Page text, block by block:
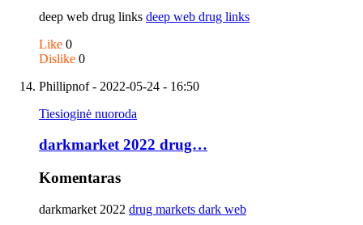
deep web drug links deep web drug links
Like 0
Dislike 0
Phillipnof- 2022-05-24 - 16:50
Tiesioginė nuoroda
darkmarket 2022 drug…
Komentaras
darkmarket 2022 drug markets dark web